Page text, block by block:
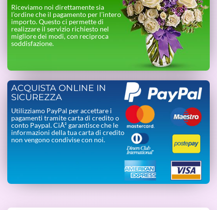
Riceviamo noi direttamente sia
l’ordine che il pagamento per l’intero
importo. Questo ci permette di
realizzare il servizio richiesto nel
migliore dei modi, con reciproca
soddisfazione.
ACQUISTA ONLINE IN
SICUREZZA
Utilizziamo PayPal per accettare i
pagamenti tramite carta di credito o
conto Paypal. CiÃ² garantisce che le
informazioni della tua carta di credito
non vengono condivise con noi.